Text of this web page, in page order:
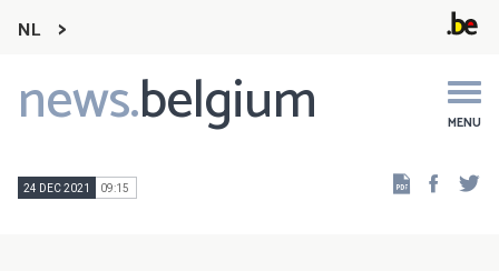
NL
news.belgium MENU
Main
navigation
24 DEC 2021 09:15